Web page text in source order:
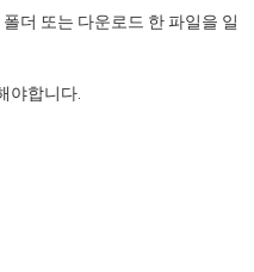
더 또는 다운로드 한 파일을 일